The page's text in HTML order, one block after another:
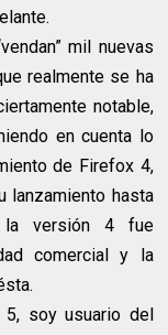
mil nuevas
realmente se ha
notable,
en cuenta lo
de Firefox 4,
lanzamiento hasta
versión 4 fue
comercial y la
soy usuario del